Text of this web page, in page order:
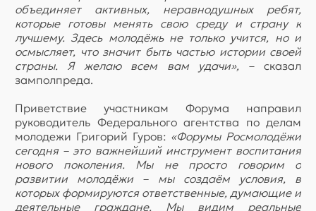
объединяет активных, неравнодушных ребят,
которые готовы менять свою среду и страну к
лучшему. Здесь молодёжь не только учится, но и
осмысляет, что значит быть частью истории своей
страны. Я желаю всем вам удачи», – сказал
замполпреда.
Приветствие участникам Форума направил
руководитель Федерального агентства по делам
молодежи Григорий Гуров: «Форумы Росмолодёжи
сегодня – это важнейший инструмент воспитания
нового поколения. Мы не просто говорим о
развитии молодёжи – мы создаём условия, в
которых формируются ответственные, думающие и
деятельные граждане. Мы видим реальные